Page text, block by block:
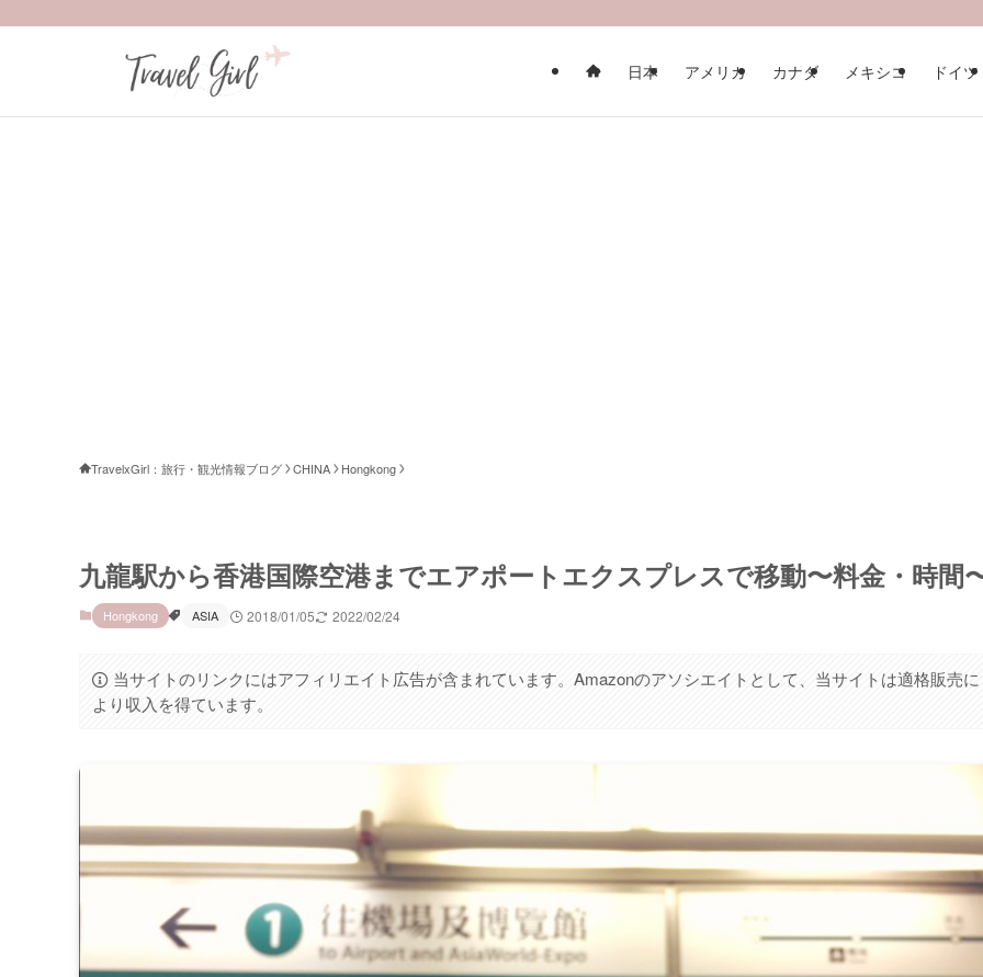
日本 アメリカ カナダ メキシコ ドイツ
TravelxGirl：旅行・観光情報ブログ CHINA Hongkong
九龍駅から香港国際空港までエアポートエクスプレスで移動〜料金・時間
Hongkong ASIA 2018/01/05 2022/02/24
当サイトのリンクにはアフィリエイト広告が含まれています。Amazonのアソシエイトとして、当サイトは適格販売に
より収入を得ています。